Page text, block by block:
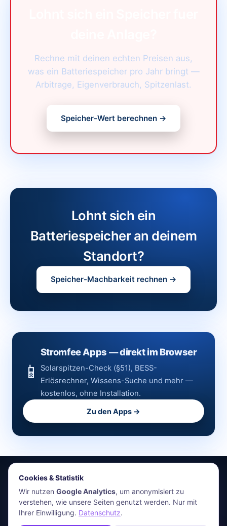
Rechne mit deinen echten Preisen aus,
was ein Batteriespeicher pro Jahr bringt —
Arbitrage, Eigenverbrauch, Spitzenlast.
Speicher-Wert berechnen →
Lohnt sich ein
Batteriespeicher an deinem
Standort?
Speicher-Machbarkeit rechnen →
📱
Stromfee Apps — direkt im Browser
Solarspitzen-Check (§51), BESS-
Erlösrechner, Wissens-Suche und mehr —
kostenlos, ohne Installation.
Zu den Apps →
stromfee.me
HR Energiemanagement GmbH · Holger Roswandowicz
Bünde, Deutschland · 05223-4921030 · hr@stromfee.ai
Cookies & Statistik
Wir nutzen Google Analytics, um anonymisiert zu
verstehen, wie unsere Seiten genutzt werden. Nur mit
Ihrer Einwilligung. Datenschutz.